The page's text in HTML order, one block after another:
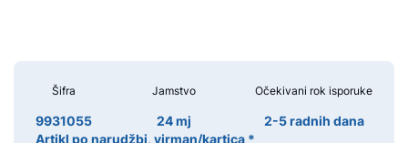
Šifra
9931055
Jamstvo
24 mj
Očekivani rok isporuke
2-5 radnih dana
Artikl po narudžbi, virman/kartica *